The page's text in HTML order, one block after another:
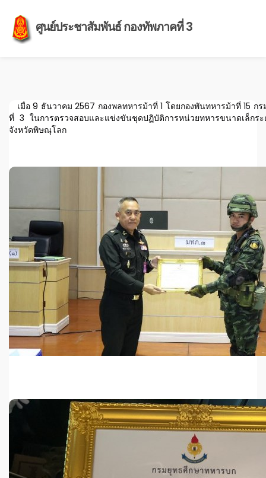
ศูนย์ประชาสัมพันธ์ กองทัพภาคที่ 3
เมื่อ 9 ธันวาคม 2567 กองพลทหารม้าที่ 1 โดยกองพันทหารม้าที่ 15
ที่ 3 ในการตรวจสอบและแข่งขันชุดปฏิบัติการหน่วยทหารขนาดเล็ก
จังหวัดพิษณุโลก